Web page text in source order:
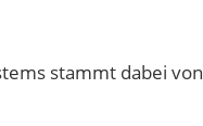
stammt dabei von